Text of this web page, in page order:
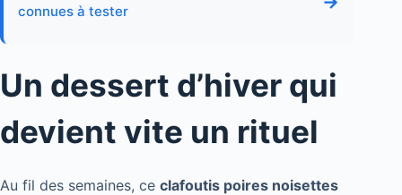
connues à tester
Un dessert d’hiver qui
devient vite un rituel
Au fil des semaines, ce clafoutis poires noisettes